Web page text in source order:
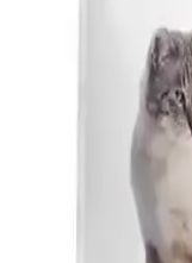
Genel Markalar
Aromalı Yaş
Yetişkin kedilere
yaş mama, sağlıklı
omega yağ asitleri
Royal Canin
Üriner Sağlık ve